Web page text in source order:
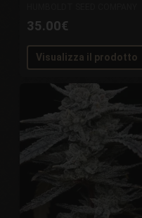
35.00€
Visualizza il prodotto